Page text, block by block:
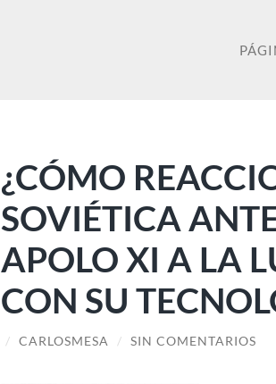
¿CÓMO
SOVIÉTICA
APOLO XI A LA
CON SU
/ CARLOSMESA / SIN COMENTARIOS